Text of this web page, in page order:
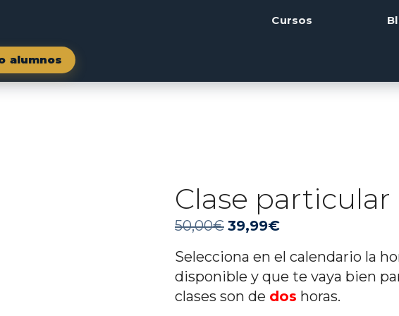
Cursos
alumnos
Clase
50,00€ El
original
era:
50,00€.
39,99€El
actual
es:
39,99€.
Selecciona en el calendario la
disponible y que te vaya bien
clases son de dos horas.